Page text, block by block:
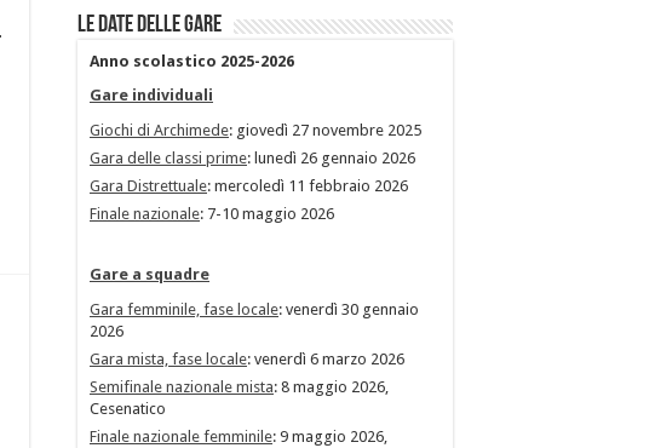
Le date delle gare
Anno scolastico 2025-2026
Gare individuali
Giochi di Archimede: giovedì 27 novembre 2025
Gara delle classi prime: lunedì 26 gennaio 2026
Gara Distrettuale: mercoledì 11 febbraio 2026
Finale nazionale: 7-10 maggio 2026
Gare a squadre
Gara femminile, fase locale: venerdì 30 gennaio
2026
Gara mista, fase locale: venerdì 6 marzo 2026
Semifinale nazionale mista: 8 maggio 2026,
Cesenatico
Finale nazionale femminile: 9 maggio 2026,